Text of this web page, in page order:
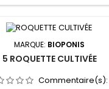
MARQUE: BIOPONIS
5 ROQUETTE CULTIVÉE
Commentaire(s):